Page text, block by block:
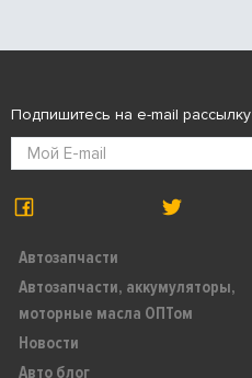
Автозапчасти
Автозапчасти, аккумуляторы,
моторные масла ОПТом
Новости
Авто блог
Подпишитесь на e-mail рассылку